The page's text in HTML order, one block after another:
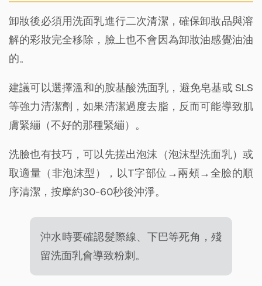
卸妝後必須用洗面乳進行二次清潔，確保卸妝品與溶
解的彩妝完全移除，臉上也不會因為卸妝油感覺油油
的。
建議可以選擇溫和的胺基酸洗面乳，避免皂基或 SLS
等強力清潔劑，如果清潔過度去脂，反而可能導致肌
膚緊繃（不好的那種緊繃）。
洗臉也有技巧，可以先搓出泡沫（泡沫型洗面乳）或
取適量（非泡沫型），以T字部位→兩頰→全臉的順
序清潔，按摩約30-60秒後沖淨。
沖水時要確認髮際線、下巴等死角，殘
留洗面乳會導致粉刺。